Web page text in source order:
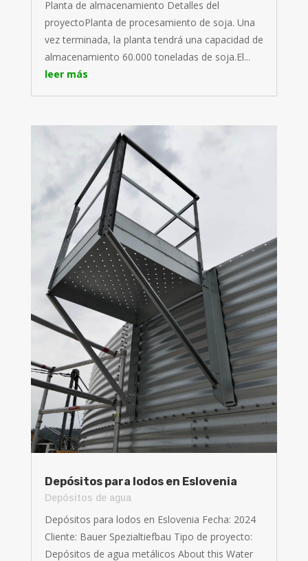
Planta de almacenamiento Detalles del
proyectoPlanta de procesamiento de soja. Una
vez terminada, la planta tendrá una capacidad de
almacenamiento 60.000 toneladas de soja.El...
leer más
Depósitos para lodos en Eslovenia
Depósitos de agua
Depósitos para lodos en Eslovenia Fecha: 2024
Cliente: Bauer Spezialtiefbau Tipo de proyecto:
Depósitos de agua metálicos About this Water